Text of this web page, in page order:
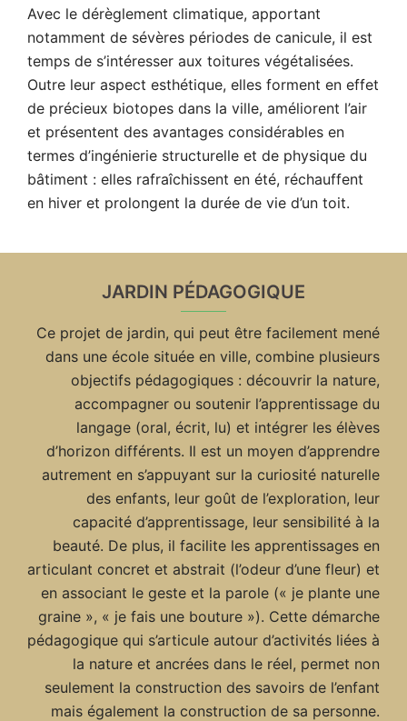
Avec le dérèglement climatique, apportant
notamment de sévères périodes de canicule, il est
temps de s’intéresser aux toitures végétalisées.
Outre leur aspect esthétique, elles forment en effet
de précieux biotopes dans la ville, améliorent l’air
et présentent des avantages considérables en
termes d’ingénierie structurelle et de physique du
bâtiment : elles rafraîchissent en été, réchauffent
en hiver et prolongent la durée de vie d’un toit.
JARDIN PÉDAGOGIQUE
Ce projet de jardin, qui peut être facilement mené
dans une école située en ville, combine plusieurs
objectifs pédagogiques : découvrir la nature,
accompagner ou soutenir l’apprentissage du
langage (oral, écrit, lu) et intégrer les élèves
d’horizon différents. Il est un moyen d’apprendre
autrement en s’appuyant sur la curiosité naturelle
des enfants, leur goût de l’exploration, leur
capacité d’apprentissage, leur sensibilité à la
beauté. De plus, il facilite les apprentissages en
articulant concret et abstrait (l’odeur d’une fleur) et
en associant le geste et la parole (« je plante une
graine », « je fais une bouture »). Cette démarche
pédagogique qui s’articule autour d’activités liées à
la nature et ancrées dans le réel, permet non
seulement la construction des savoirs de l’enfant
mais également la construction de sa personne.